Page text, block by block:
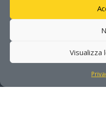
Visualizza
Address
Via